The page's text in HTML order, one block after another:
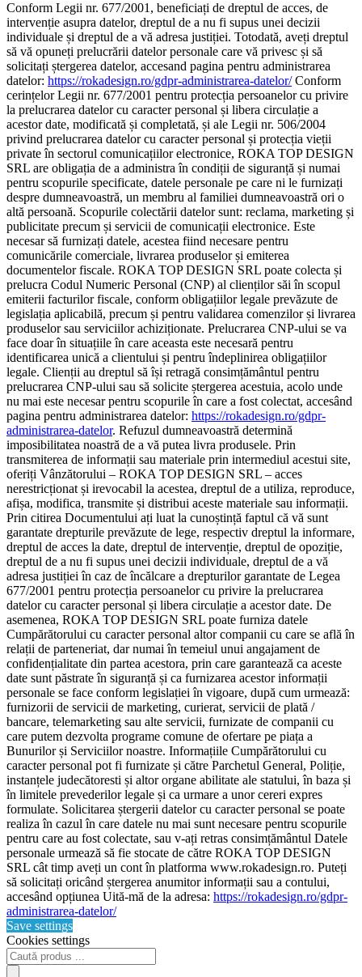
Conform Legii nr. 677/2001, beneficiați de dreptul de acces, de
intervenție asupra datelor, dreptul de a nu fi supus unei decizii
individuale și dreptul de a vă adresa justiției. Totodată, aveți dreptul
să vă opuneți prelucrării datelor personale care vă privesc și să
solicitați ștergerea datelor, accesand pagina pentru administrarea
datelor: https://rokadesign.ro/gdpr-administrarea-datelor/Conform
cerințelor Legii nr. 677/2001 pentru protecția persoanelor cu privire
la prelucrarea datelor cu caracter personal și libera circulație a
acestor date, modificată și completată, și ale Legii nr. 506/2004
privind prelucrarea datelor cu caracter personal și protecția vieții
private în sectorul comunicațiilor electronice, ROKA TOP DESIGN
SRL are obligația de a administra în condiții de siguranță și numai
pentru scopurile specificate, datele personale pe care ni le furnizați
despre dumneavoastră, un membru al familiei dumneavoastră ori o
altă persoană. Scopurile colectării datelor sunt: reclama, marketing și
publicitate precum și servicii de comunicații electronice. Este
necesar să furnizați datele, acestea fiind necesare pentru
comunicările comerciale, livrarea produselor și emiterea
documentelor fiscale. ROKA TOP DESIGN SRL poate colecta și
prelucra Codul Numeric Personal (CNP) al clienților săi în scopul
emiterii facturilor fiscale, conform obligațiilor legale prevăzute de
legislația aplicabilă, precum și pentru validarea comenzilor și livrarea
produselor sau serviciilor achiziționate. Prelucrarea CNP-ului se va
face doar în situațiile în care aceasta este necesară pentru
identificarea unică a clientului și pentru îndeplinirea obligațiilor
legale. Clienții au dreptul să își retragă consimțământul pentru
prelucrarea CNP-ului sau să solicite ștergerea acestuia, acolo unde
nu mai este necesar pentru scopurile în care a fost colectat, accesând
pagina pentru administrarea datelor: https://rokadesign.ro/gdpr-
administrarea-datelor. Refuzul dumneavoastră determină
imposibilitatea noastră de a vă putea livra produsele. Prin
transmiterea de informații sau materiale prin intermediul acestui site,
oferiți Vânzătorului – ROKA TOP DESIGN SRL – acces
nerestricționat și irevocabil la acestea, dreptul de a utiliza, reproduce,
afișa, modifica, transmite și distribui aceste materiale sau informații.
Prin citirea Documentului ați luat la cunoștință faptul că vă sunt
garantate drepturile prevăzute de lege, respectiv dreptul la informare,
dreptul de acces la date, dreptul de intervenție, dreptul de opoziție,
dreptul de a nu fi supus unei decizii individuale, dreptul de a vă
adresa justiției în caz de încălcare a drepturilor garantate de Legea
677/2001 pentru protecția persoanelor cu privire la prelucrarea
datelor cu caracter personal și libera circulație a acestor date. De
asemenea, ROKA TOP DESIGN SRL poate furniza datele
Cumpărătorului cu caracter personal altor companii cu care se află în
relații de parteneriat, dar numai în temeiul unui angajament de
confidențialitate din partea acestora, prin care garantează ca aceste
date sunt păstrate în siguranță și ca furnizarea acestor informații
personale se face conform legislației în vigoare, după cum urmează:
furnizorii de servicii de marketing, curierat, servicii de plată /
bancare, telemarketing sau alte servicii, furnizate de companii cu
care putem dezvolta programe comune de ofertare pe piața a
Bunurilor și Serviciilor noastre. Informațiile Cumpărătorului cu
caracter personal pot fi furnizate și către Parchetul General, Poliție,
instanțele judecătoresti și altor organe abilitate ale statului, în baza și
în limitele prevederilor legale și ca urmare a unor cereri expres
formulate. Solicitarea ștergerii datelor cu caracter personal se poate
realiza în cazul în care datele nu mai sunt necesare pentru scopurile
pentru care au fost colectate, sau v-ați retras consimțământul Datele
personale urmează să fie stocate de către ROKA TOP DESIGN
SRL cât timp aveți un cont în platforma www.rokadesign.ro. Puteți
să solicitați oricând ștergerea anumitor informații sau a contului,
accesând opțiunea Uită-mă de la adresa: https://rokadesign.ro/gdpr-
administrarea-datelor/
Save settings
Cookies settings
Products
search